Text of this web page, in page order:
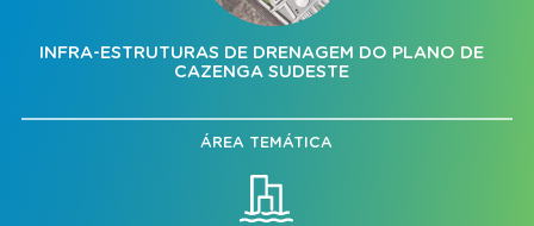
INFRA-ESTRUTURAS DE DRENAGEM DO PLANO DE
CAZENGA SUDESTE
ÁREA TEMÁTICA